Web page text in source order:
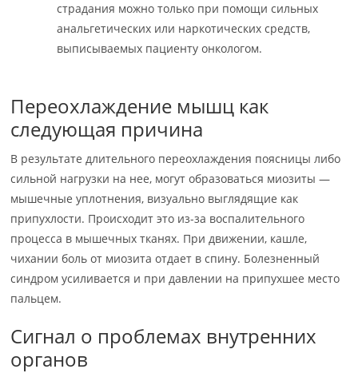
страдания можно только при помощи сильных
анальгетических или наркотических средств,
выписываемых пациенту онкологом.
Переохлаждение мышц как
следующая причина
В результате длительного переохлаждения поясницы либо
сильной нагрузки на нее, могут образоваться миозиты —
мышечные уплотнения, визуально выглядящие как
припухлости. Происходит это из-за воспалительного
процесса в мышечных тканях. При движении, кашле,
чихании боль от миозита отдает в спину. Болезненный
синдром усиливается и при давлении на припухшее место
пальцем.
Сигнал о проблемах внутренних
органов